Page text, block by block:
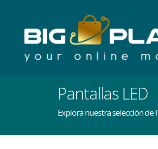
Pantallas LED
Explora nuestra selección de